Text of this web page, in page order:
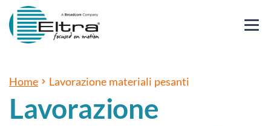
Home Lavorazione materiali pesanti
Lavorazione